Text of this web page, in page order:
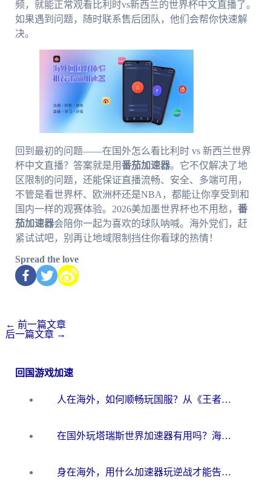
频，就能正常观看比利时vs新西兰的世界杯中文直播了。
如果遇到问题，随时联系售后团队，他们会帮你快速解
决。
回到最初的问题——在国外怎么看比利时 vs 新西兰世界
杯中文直播？答案就是用番茄加速器。它不仅解决了地
区限制的问题，还能保证直播流畅、安全、多端可用，
不管是看世界杯、欧洲杯还是NBA，都能让你享受到和
国内一样的观赛体验。2026美加墨世界杯也不用愁， 番
茄加速器会陪你一起为喜欢的球队呐喊。海外党们，赶
紧试试吧，别再让地域限制挡住你看球的热情！
Spread the love
← 前一篇文章
后一篇文章 →
回国游戏加速
人在海外，如何顺畅玩国服？从《王者荣耀》到《云图计划》的加速器终极指南
在国外玩塔瑞斯世界加速器有用吗？海外玩家亲测后的真实答案
身在海外，用什么加速器玩逆战才能告别延迟？